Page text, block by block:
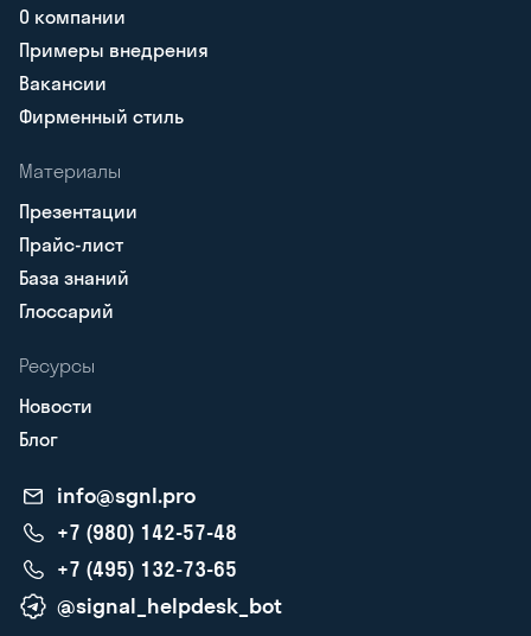
О компании
Примеры внедрения
Вакансии
Фирменный стиль
Материалы
Презентации
Прайс-лист
База знаний
Глоссарий
Ресурсы
Новости
Блог
info@sgnl.pro
+7 (980) 142-57-48
+7 (495) 132-73-65
@signal_helpdesk_bot